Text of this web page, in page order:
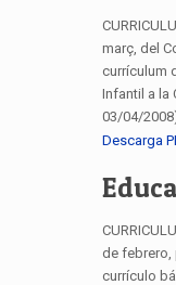
març, del
currículum
Infantil a la
03/04/
Descarga
de febrero,
currículo